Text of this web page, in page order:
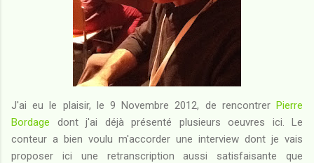
J'ai eu le plaisir, le 9 Novembre 2012, de rencontrer Pierre
Bordage dont j'ai déjà présenté plusieurs oeuvres ici. Le
conteur a bien voulu m'accorder une interview dont je vais
proposer ici une retranscription aussi satisfaisante que